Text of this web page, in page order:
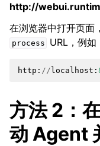
http://
在浏览器中打开页面
process URL，例如
http : // localhost :
方法 2：
动 Agent